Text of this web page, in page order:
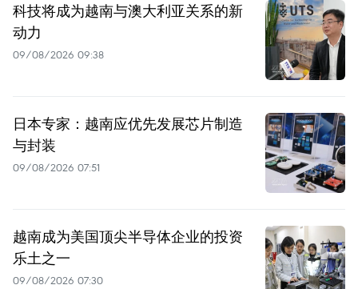
科技将成为越南与澳大利亚关系的新
动力
09/08/2026 09:38
日本专家：越南应优先发展芯片制造
与封装
09/08/2026 07:51
越南成为美国顶尖半导体企业的投资
乐土之一
09/08/2026 07:30